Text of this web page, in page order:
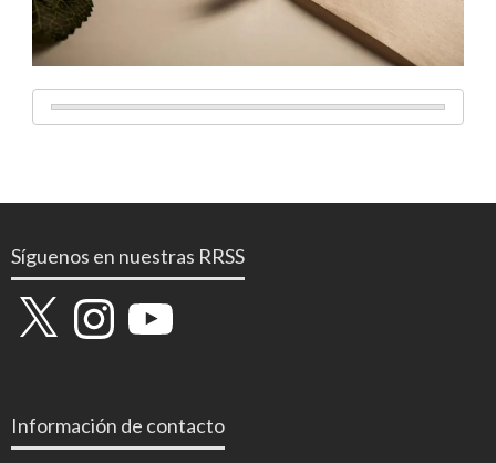
Síguenos en nuestras RRSS
X InstagramYouTube
Información de contacto